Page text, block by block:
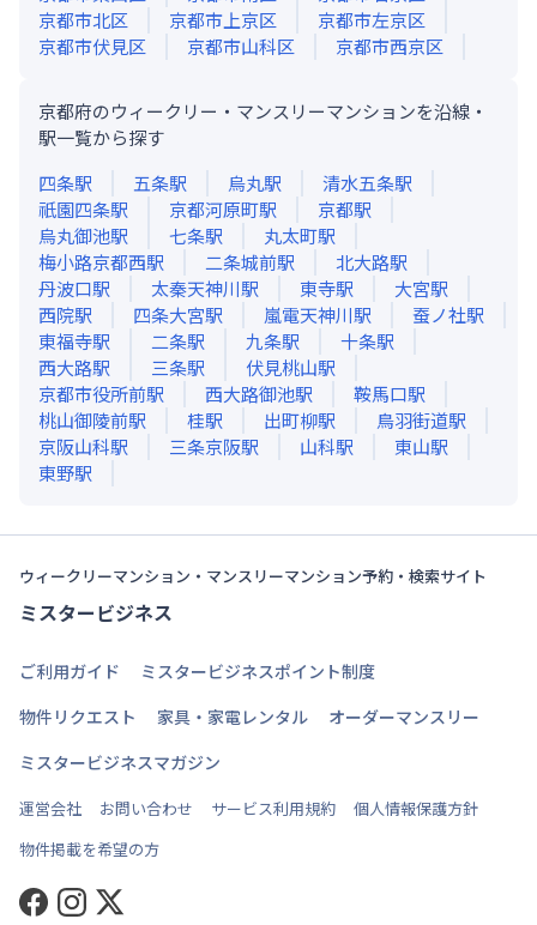
京都市北区
京都市上京区
京都市左京区
京都市伏見区
京都市山科区 京都市西京区
京都府のウィークリー・マンスリーマンションを沿線・
駅一覧から探す
四条駅 五条駅 烏丸駅 清水五条駅
祇園四条駅 京都河原町駅 京都駅
烏丸御池駅 七条駅 丸太町駅
梅小路京都西駅 二条城前駅 北大路駅
丹波口駅 太秦天神川駅 東寺駅 大宮駅
西院駅 四条大宮駅 嵐電天神川駅 蚕ノ社駅
東福寺駅 二条駅 九条駅 十条駅
西大路駅 三条駅 伏見桃山駅
京都市役所前駅 西大路御池駅 鞍馬口駅
桃山御陵前駅 桂駅 出町柳駅 鳥羽街道駅
京阪山科駅 三条京阪駅 山科駅 東山駅
東野駅
ウィークリーマンション・マンスリーマンション予約・検索サイト
ミスタービジネス
ご利用ガイド
ミスタービジネスポイント制度
物件リクエスト
家具・家電レンタル
オーダーマンスリー
ミスタービジネスマガジン
運営会社 お問い合わせ サービス利用規約
個人情報保護方針
物件掲載を希望の方
Facebook
Instagram
Twitter